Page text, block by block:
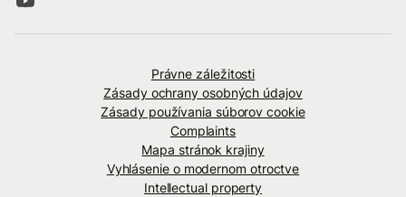
Právne záležitosti
Zásady ochrany osobných údajov
Zásady používania súborov cookie
Complaints
Mapa stránok krajiny
Vyhlásenie o modernom otroctve
Intellectual property